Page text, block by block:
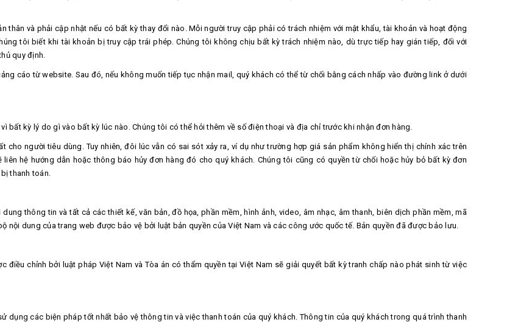
thân và phải cập nhật nếu có bất kỳ thay đổi nào. Mỗi người truy cập phải có trách nhiệm với mật khẩu, tài khoản và hoạt động
tôi biết khi tài khoản bị truy cập trái phép. Chúng tôi không chịu bất kỳ trách nhiệm nào, dù trực tiếp hay gián tiếp, đối với
quy định.
cáo từ website. Sau đó, nếu không muốn tiếp tục nhận mail, quý khách có thể từ chối bằng cách nhấp vào đường link ở dưới
bất kỳ lý do gì vào bất kỳ lúc nào. Chúng tôi có thể hỏi thêm về số điện thoại và địa chỉ trước khi nhận đơn hàng.
cho người tiêu dùng. Tuy nhiên, đôi lúc vẫn có sai sót xảy ra, ví dụ như trường hợp giá sản phẩm không hiển thị chính xác trên
hệ hướng dẫn hoặc thông báo hủy đơn hàng đó cho quý khách. Chúng tôi cũng có quyền từ chối hoặc hủy bỏ bất kỳ đơn
thanh toán.
thông tin và tất cả các thiết kế, văn bản, đồ họa, phần mềm, hình ảnh, video, âm nhạc, âm thanh, biên dịch phần mềm, mã
nội dung của trang web được bảo vệ bởi luật bản quyền của Việt Nam và các công ước quốc tế. Bản quyền đã được bảo lưu.
điều chỉnh bởi luật pháp Việt Nam và Tòa án có thẩm quyền tại Việt Nam sẽ giải quyết bất kỳ tranh chấp nào phát sinh từ việc
dụng các biện pháp tốt nhất bảo vệ thông tin và việc thanh toán của quý khách. Thông tin của quý khách trong quá trình thanh